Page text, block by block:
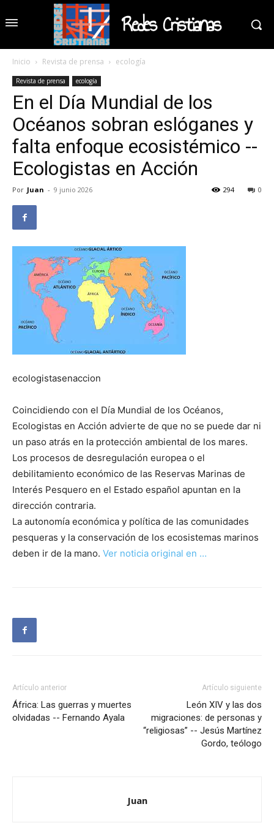
Redes Cristianas
Inicio Revista de prensa ecología
Revista de prensa ecología
En el Día Mundial de los
Océanos sobran eslóganes y
falta enfoque ecosistémico --
Ecologistas en Acción
Por Juan - 9 junio 2026 0
294
ecologistasenaccion
Coincidiendo con el Día Mundial de los Océanos,
Ecologistas en Acción advierte de que no se puede dar ni
un paso atrás en la protección ambiental de los mares.
Los procesos de desregulación europea o el
debilitamiento económico de las Reservas Marinas de
Interés Pesquero en el Estado español apuntan en la
dirección contraria.
La autonomía económica y política de las comunidades
pesqueras y la conservación de los ecosistemas marinos
deben ir de la mano. Ver noticia original en …
Artículo anterior
África: Las guerras y muertes
olvidadas -- Fernando Ayala
Artículo siguiente
León XIV y las dos
migraciones: de personas y
“religiosas” -- Jesús Martínez
Gordo, teólogo
Juan